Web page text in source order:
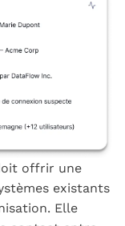
offrir une
existants
Elle